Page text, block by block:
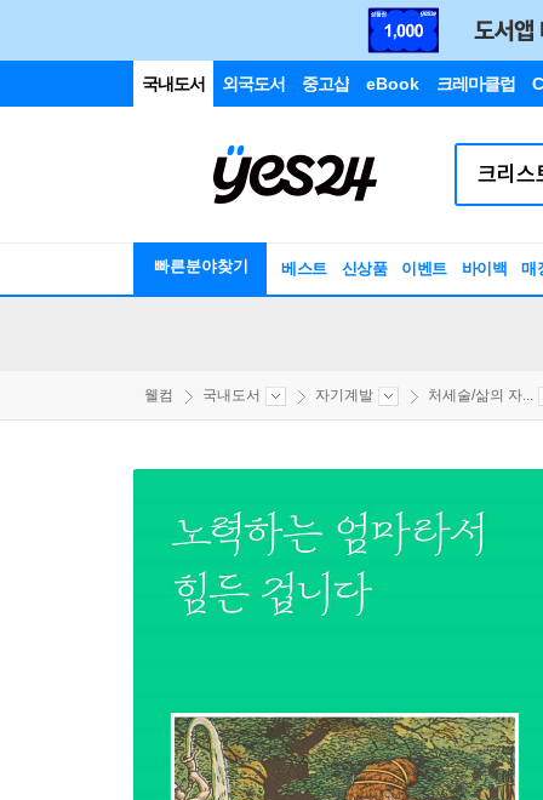
국내도서 외국도서 중고샵 eBook 크레마클럽
빠른분야찾기 베스트 신상품 이벤트 바이백 매
웰컴 국내도서 자기계발 처세술/삶의 자...